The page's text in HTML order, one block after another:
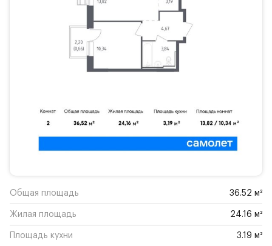
Общая площадь 36.52 м²
Жилая площадь 24.16 м²
Площадь кухни 3.19 м²